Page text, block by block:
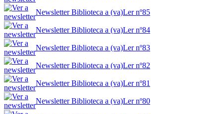
Newsletter Biblioteca a (va)Ler nº85
Newsletter Biblioteca a (va)Ler nº84
Newsletter Biblioteca a (va)Ler nº83
Newsletter Biblioteca a (va)Ler nº82
Newsletter Biblioteca a (va)Ler nº81
Newsletter Biblioteca a (va)Ler nº80